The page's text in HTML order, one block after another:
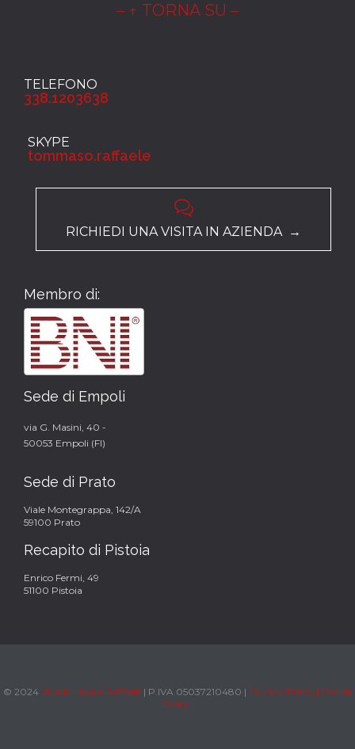
– ↑ TORNA SU –
TELEFONO
338.1203638
SKYPE
tommaso.raffaele

RICHIEDI UNA VISITA IN AZIENDA →
Membro di:
Sede di Empoli
via G. Masini, 40 -
50053 Empoli (FI)
Sede di Prato
Viale Montegrappa, 142/A
59100 Prato
Recapito di Pistoia
Enrico Fermi, 49
51100 Pistoia
© 2024 Studio Legale Raffaele | P.IVA 05037210480 | Privacy Policy | Cookie
Policy |